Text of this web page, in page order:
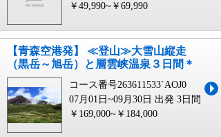
￥49,990~￥69,990
【青森空港発】 ≪登山≫大雪山縦走
（黒岳～旭岳）と層雲峡温泉３日間＊
コース番号263611533`AOJ0
07月01日~09月30日 出発 3日間
￥169,000~￥184,000